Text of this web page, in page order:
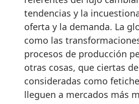
tendencias y la
oferta y la demanda. La
como las
procesos de producción
otras cosas, que ciertas
consideradas como
lleguen a mercados más